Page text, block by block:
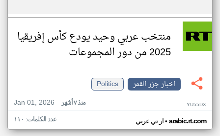
منتخب عربي وحيد يودع كأس إفريقيا
2025 من دور المجموعات
اخبار جزر القمر
Politics
Jan 01, 2026
منذ ٧ أشهر YU55DX
ار تي عربي• arabic.rt.com عدد الكلمات: ١١٠